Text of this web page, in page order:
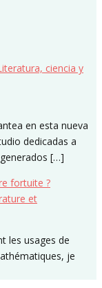
ciencia y
en esta nueva
dedicadas a
[…]
fortuite ?
et
les usages de
je